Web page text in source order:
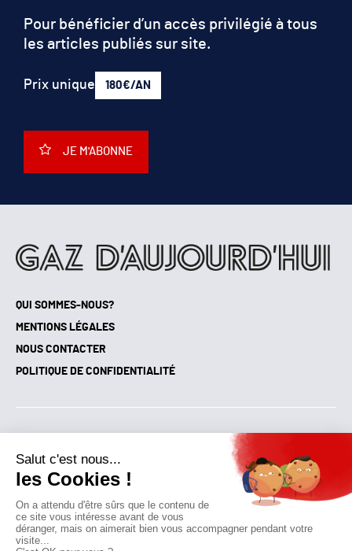
QUI SOMMES-NOUS?
MENTIONS LÉGALES
NOUS CONTACTER
POLITIQUE DE CONFIDENTIALITÉ
Pour bénéficier d’un accès privilégié à tous
les articles publiés sur site.
Prix unique 180€/AN
JE M'ABONNE